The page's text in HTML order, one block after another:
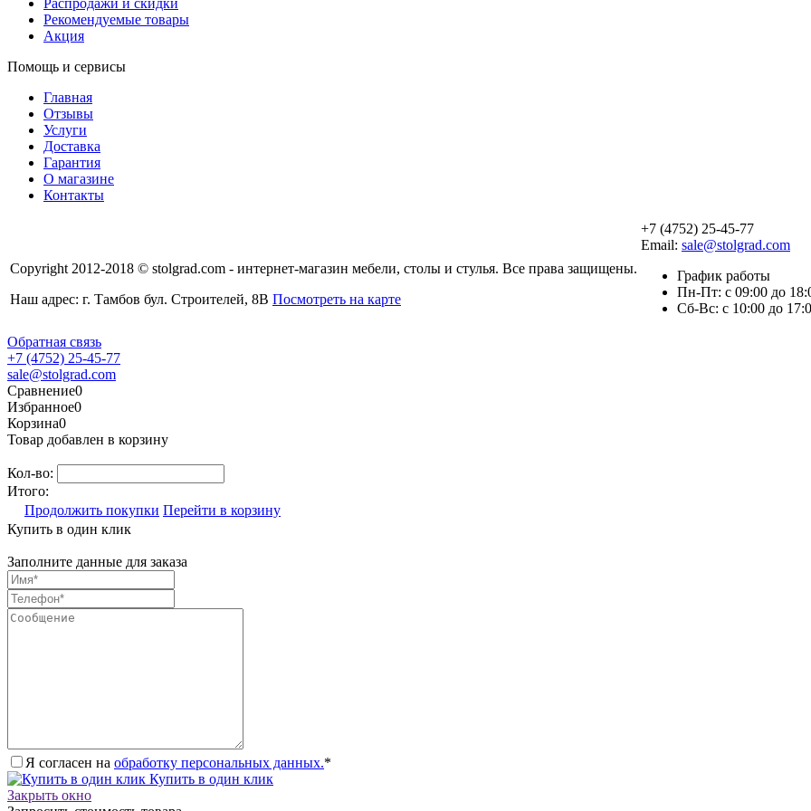
Распродажи и скидки
Рекомендуемые товары
Акция
Помощь и сервисы
Главная
Отзывы
Услуги
Доставка
Гарантия
О магазине
Контакты
Copyright 2012-2018 © stolgrad.com - интернет-магазин мебели, столы и стулья. Все права защищены.
Наш адрес: г. Тамбов бул. Строителей, 8В Посмотреть на карте
+7 (4752) 25-45-77
Email: sale@stolgrad.com
График работы
Пн-Пт: с 09:00 до
Сб-Вс: с 10:00 до
Обратная связь
+7 (4752) 25-45-77
sale@stolgrad.com
Сравнение0
Избранное0
Корзина0
Товар добавлен в корзину
Кол-во:
Итого:
Продолжить покупки Перейти в корзину
Купить в один клик
Заполните данные для заказа
Я согласен на обработку персональных данных.*
Купить в один клик
Закрыть окно